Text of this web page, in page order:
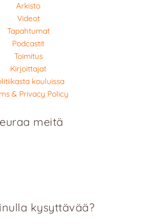
Arkisto
Videot
Tapahtumat
Podcastit
Toimitus
Kirjoittajat
kouluissa
& Privacy Policy
meitä
kysyttävää?